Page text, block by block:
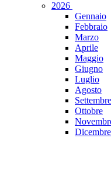
2026
Gennaio
Febbraio
Marzo
Aprile
Maggio
Giugno
Luglio
Agosto
Settembre
Ottobre
Dicembre